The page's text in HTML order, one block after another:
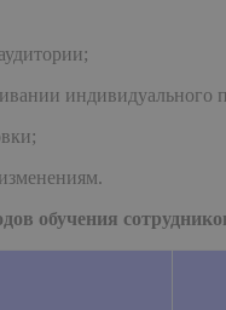
индивидуального
обучения